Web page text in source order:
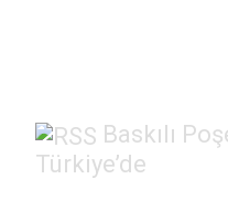
k Baskılı
Türkiye’de